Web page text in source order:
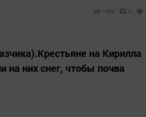
1096 0
на Кирилла
на них снег, чтобы почва